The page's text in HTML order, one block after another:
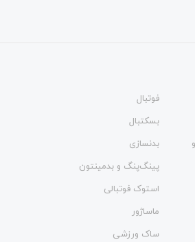
فوتبال
بسکتبال
بدنسازی
پینگ‌پنگ و بدمينتون
استوک فوتبالی
ماساژور
ساک ورزشی